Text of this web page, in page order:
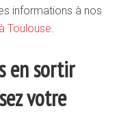
informations à nos
Toulouse
en sortir
votre